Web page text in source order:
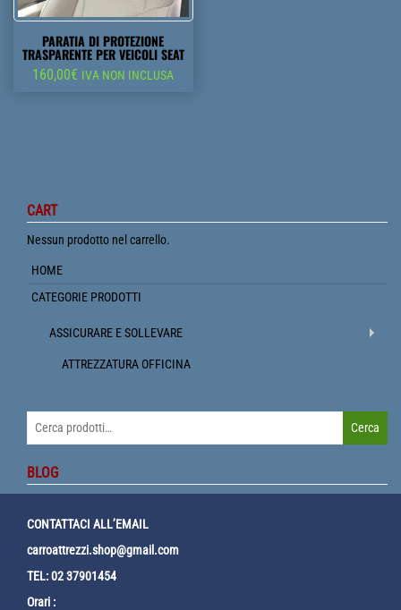
PARATIA DI PROTEZIONE
TRASPARENTE PER VEICOLI SEAT
160,00€ IVA NON INCLUSA
CART
Nessun prodotto nel carrello.
HOME
CATEGORIE PRODOTTI
ASSICURARE E SOLLEVARE
ATTREZZATURA OFFICINA
Cerca
BLOG
CONTATTACI ALL’EMAIL
carroattrezzi.shop@gmail.com
TEL: 02 37901454
Orari :